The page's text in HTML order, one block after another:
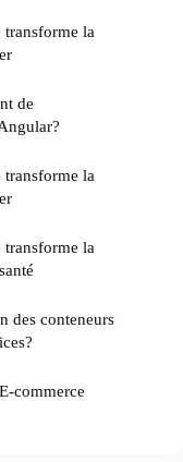
la
de
la
la
des conteneurs
commerce